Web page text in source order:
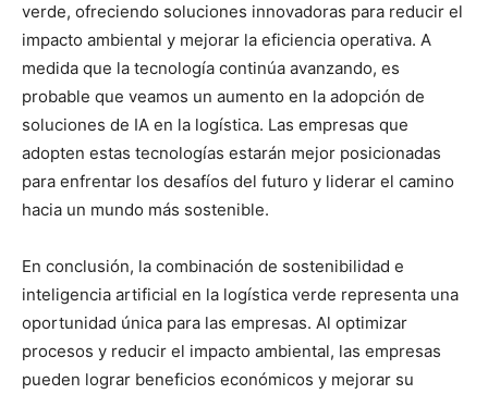
verde, ofreciendo soluciones innovadoras para reducir el
impacto ambiental y mejorar la eficiencia operativa. A
medida que la tecnología continúa avanzando, es
probable que veamos un aumento en la adopción de
soluciones de IA en la logística. Las empresas que
adopten estas tecnologías estarán mejor posicionadas
para enfrentar los desafíos del futuro y liderar el camino
hacia un mundo más sostenible.
En conclusión, la combinación de sostenibilidad e
inteligencia artificial en la logística verde representa una
oportunidad única para las empresas. Al optimizar
procesos y reducir el impacto ambiental, las empresas
pueden lograr beneficios económicos y mejorar su